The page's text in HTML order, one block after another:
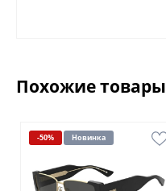
Похожие товары
-50% Новинка